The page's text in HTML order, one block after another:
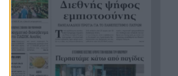
Το κόστος των διακοπών
ανεβαίνει, τι πληρώνουν οι
οδηγοί
Ντόναλντ Τραμπ: «Σύντομα το
τέλος του πολέμου με το Ιράν»